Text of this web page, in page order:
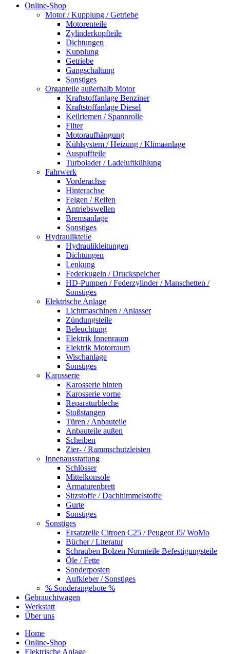
Online-Shop
Motor / Kupplung / Getriebe
Motorenteile
Zylinderkopfteile
Dichtungen
Kupplung
Getriebe
Gangschaltung
Sonstiges
Organteile außerhalb Motor
Kraftstoffanlage Benziner
Kraftstoffanlage Diesel
Keilriemen / Spannrolle
Filter
Motoraufhängung
Kühlsystem / Heizung / Klimaanlage
Auspuffteile
Turbolader / Ladeluftkühlung
Fahrwerk
Vorderachse
Hinterachse
Felgen / Reifen
Antriebswellen
Bremsanlage
Sonstiges
Hydraulikteile
Hydraulikleitungen
Dichtungen
Lenkung
Federkugeln / Druckspeicher
HD-Pumpen / Federzylinder / Manschetten /
Sonstiges
Elektrische Anlage
Lichtmaschinen / Anlasser
Zündungsteile
Beleuchtung
Elektrik Innenraum
Elektrik Motorraum
Wischanlage
Sonstiges
Karosserie
Karosserie hinten
Karosserie vorne
Reparaturbleche
Stoßstangen
Türen / Anbauteile
Anbauteile außen
Scheiben
Zier- / Rammschutzleisten
Innenausstattung
Schlösser
Mittelkonsole
Armaturenbrett
Sitzstoffe / Dachhimmelstoffe
Gurte
Sonstiges
Sonstiges
Ersatzteile Citroen C25 / Peugeot J5/ WoMo
Bücher / Literatur
Schrauben Bolzen Normteile Befestigungsteile
Öle / Fette
Sonderposten
Aufkleber / Sonstiges
% Sonderangebote %
Gebrauchtwagen
Werkstatt
Über uns
Home
Online-Shop
Elektrische Anlage